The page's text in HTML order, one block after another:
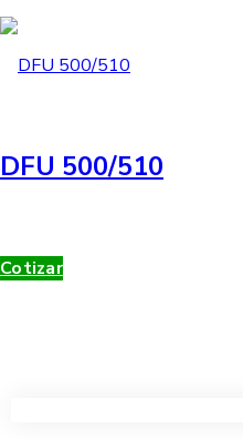
DFU 500/510
Cotizar